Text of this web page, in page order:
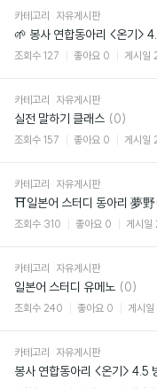
카테고리 자유게시판
🌱 봉사 연합동아리 <온기>
조회수 127 좋아요 0 게시일
카테고리 자유게시판
실전 말하기 클래스 댓
글
(0)
조회수 157 좋아요 0 게시일
카테고리 자유게시판
⛩일본어 스터디 동아리 夢
조회수 310 좋아요 0 게시일
카테고리 자유게시판
일본어 스터디 유메노 댓
(0)
조회수 240 좋아요 0 게시일
카테고리 자유게시판
봉사 연합동아리 <온기> 4.5